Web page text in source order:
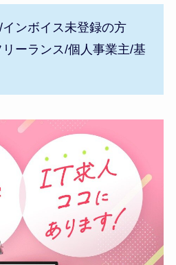
ンボイス未登録の方
ーランス/個人事業主/基